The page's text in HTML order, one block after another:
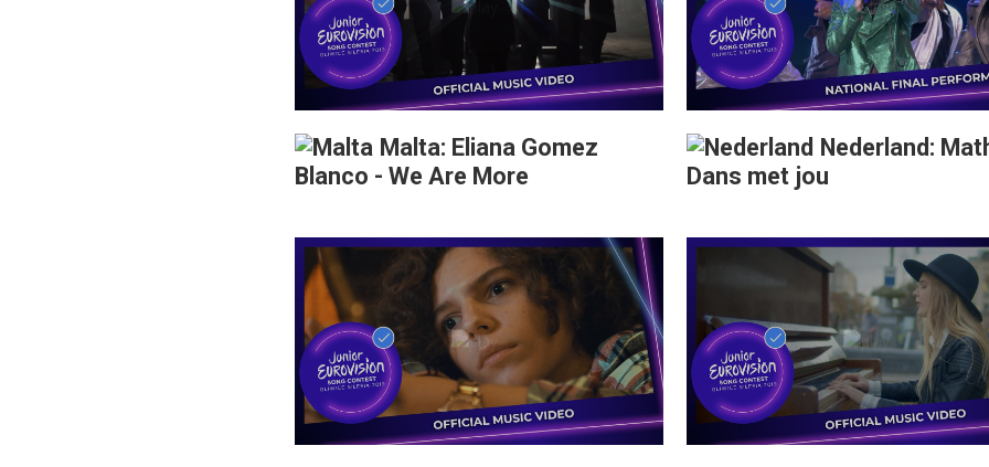
Malta: Eliana Gomez
Blanco - We Are More
Nederland:
Dans met jou